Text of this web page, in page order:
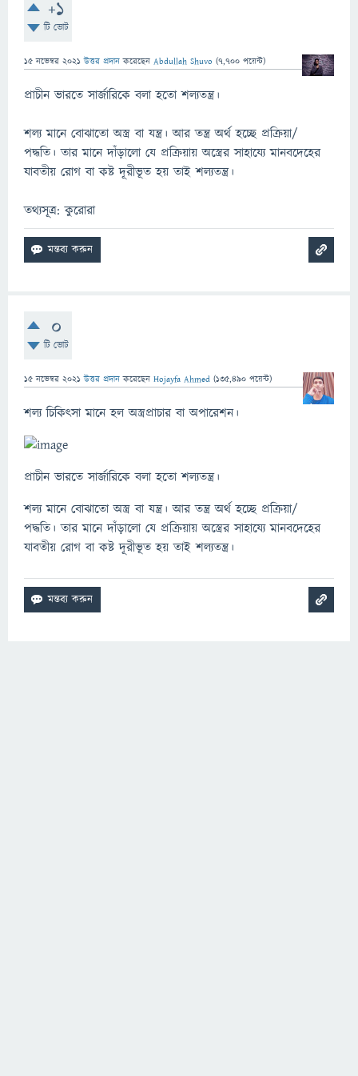
+1
টি ভোট
15 নভেম্বর 2021 উত্তর প্রদান করেছেন Abdullah Shuvo (7,700 পয়েন্ট)
প্রাচীন ভারতে সার্জারিকে বলা হতো শল্যতন্ত্র।
শল্য মানে বোঝাতো অস্ত্র বা যন্ত্র। আর তন্ত্র অর্থ হচ্ছে প্রক্রিয়া/
পদ্ধতি। তার মানে দাঁড়ালো যে প্রক্রিয়ায় অস্ত্রের সাহায্যে মানবদেহের
যাবতীয় রোগ বা কষ্ট দূরীভূত হয় তাই শল্যতন্ত্র।
তথ্যসূত্র: কুরোরা
0
টি ভোট
15 নভেম্বর 2021 উত্তর প্রদান করেছেন Hojayfa Ahmed (135,490 পয়েন্ট)
শল্য চিকিৎসা মানে হল অস্ত্রপ্রাচার বা অপারেশন।
প্রাচীন ভারতে সার্জারিকে বলা হতো শল্যতন্ত্র।
শল্য মানে বোঝাতো অস্ত্র বা যন্ত্র। আর তন্ত্র অর্থ হচ্ছে প্রক্রিয়া/
পদ্ধতি। তার মানে দাঁড়ালো যে প্রক্রিয়ায় অস্ত্রের সাহায্যে মানবদেহের
যাবতীয় রোগ বা কষ্ট দূরীভূত হয় তাই শল্যতন্ত্র।